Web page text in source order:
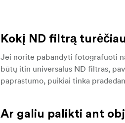
Kokį ND filtrą
Jei norite pabandyti fotografuoti
būtų itin universalus ND filtras,
paprastumo, puikiai tinka
Ar galiu palikti ant